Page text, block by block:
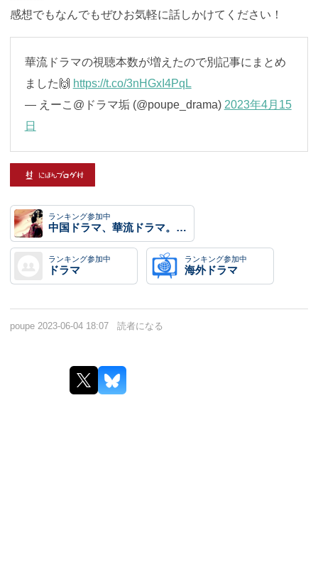
感想でもなんでもぜひお気軽に話しかけてください！
華流ドラマの視聴本数が増えたので別記事にまとめ
ました🙌 https://t.co/3nHGxI4PqL
— えーこ@ドラマ垢 (@poupe_drama) 2023年4月15
日
ランキング参加中
中国ドラマ、華流ドラマ。中国時代劇
ランキング参加中
ドラマ
ランキング参加中
海外ドラマ
poupe 2023-06-04 18:07 読者になる